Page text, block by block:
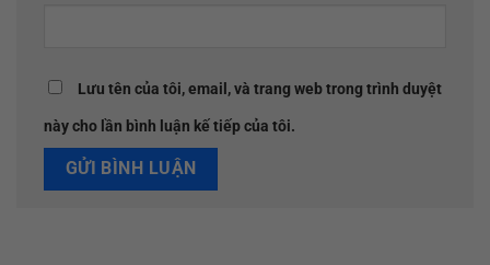
Lưu tên của tôi, email, và trang web trong trình duyệt
này cho lần bình luận kế tiếp của tôi.